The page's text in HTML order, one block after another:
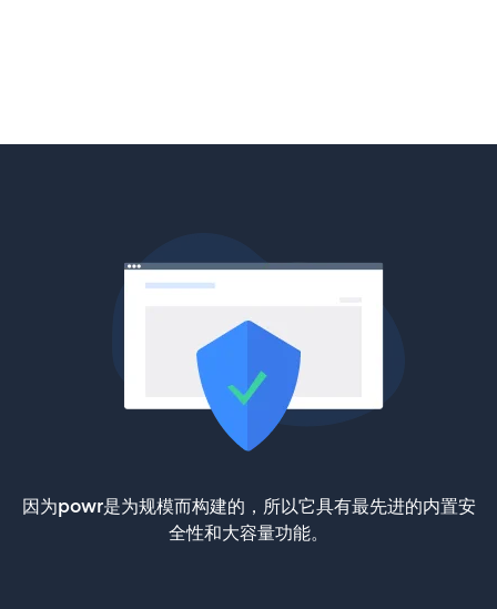
因为powr是为规模而构建的，所以它具有最先进的内置安
全性和大容量功能。